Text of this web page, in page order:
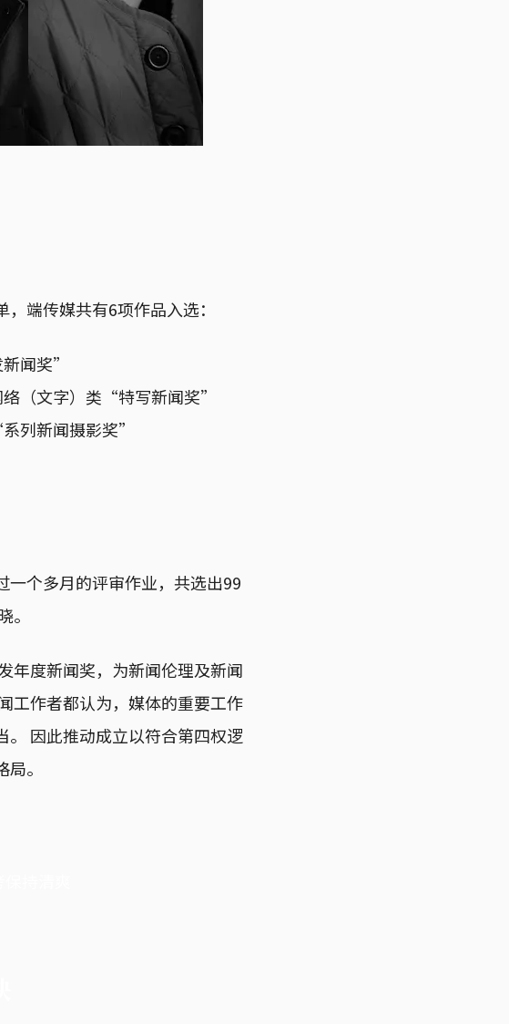
端传媒共有6项作品入选：
闻奖”
络（文字）类“特写新闻奖”
列新闻摄影奖”
一个多月的评审作业，共选出99
年度新闻奖，为新闻伦理及新闻
工作者都认为，媒体的重要工作
因此推动成立以符合第四权逻
。